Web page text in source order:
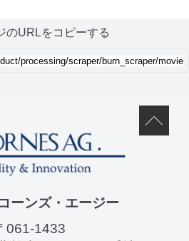
のURLをコピーする
ーンズ・エージー
061-1433